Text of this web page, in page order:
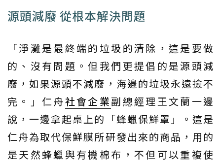
源頭減廢 從根本解決問題
「淨灘是最終端的垃圾的清除，這是要做
的、沒有問題。但我們更提倡的是源頭減
廢，如果源頭不減廢，海邊的垃圾永遠撿不
完。」仁舟社會企業副總經理王文蘭一邊
說，一邊拿起桌上的「蜂蠟保鮮罩」。這是
仁舟為取代保鮮膜所研發出來的商品，用的
是天然蜂蠟與有機棉布，不但可以重複使